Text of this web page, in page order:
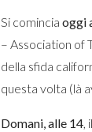
Si cominciaoggi
– Association of
della sfida
questa volta (là
Domani, alle 14,